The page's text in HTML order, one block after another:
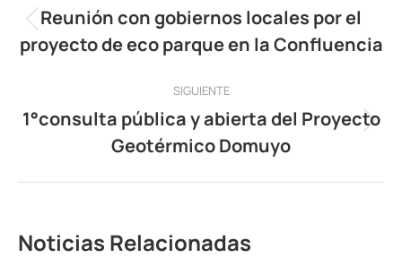
entre
publicaciones
Publicación
anterior:
Reunión con gobiernos locales por el
proyecto de eco parque en la Confluencia
SIGUIENTE
Publicación
siguiente:
1°consulta pública y abierta del Proyecto
Geotérmico Domuyo
Noticias Relacionadas